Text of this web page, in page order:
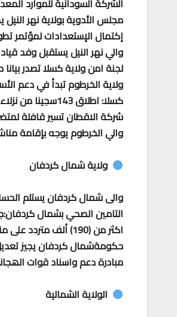
الشركة السودانية للموارد
مجلس الأدوية بولاية نهر
إكتمال الإستعدادات لمؤتمر
والي نهر النيل يستقبل وفد
لجنة امن ولاية كسلا تصدر
ولاية الخرطوم تبدأ في دعم
كسلا: اطلاق 143سجينا من نزلاء سجني كسلا وحلفا الجديدة
شركة الاقطان تسير قافلة
والي الخرطوم يوجه بإقامة
ولاية شمال كردفان
والى شمال كردفان يستلم الحساب
التامين الصحي بشمال
اكثر من (190) ألف متردد على منافذ التأمين الصحي بشمال كردفان
حكومةشمال كردفان يجيز تعديل
مبادرة دعم واسناد قوات
الولاية الشمالية